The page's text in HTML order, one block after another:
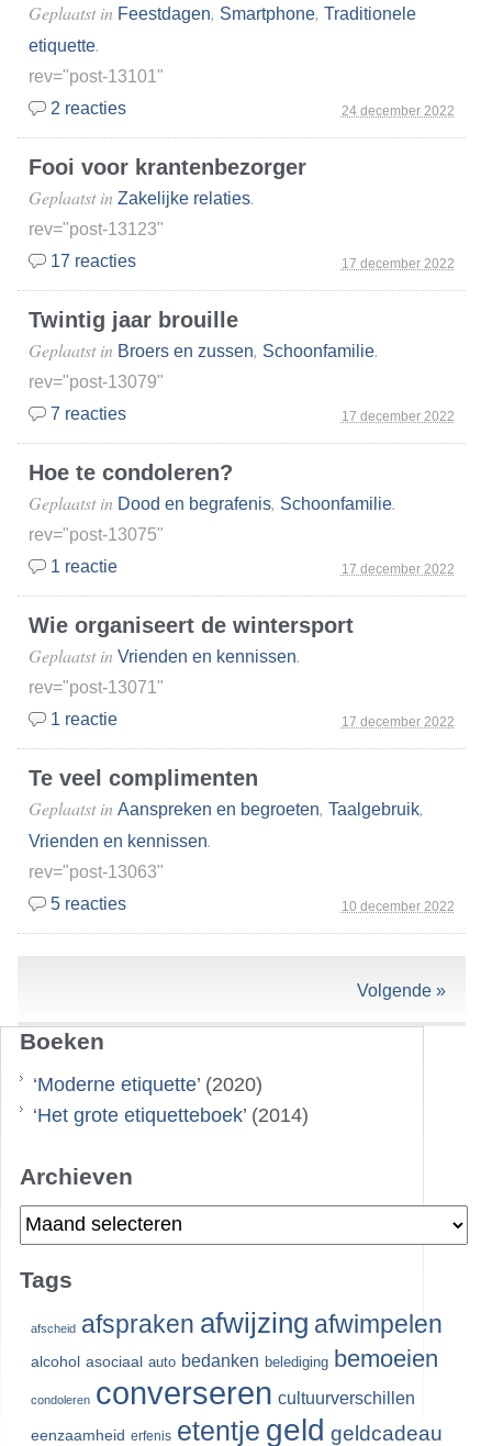
24 december 2022
Geplaatst in Feestdagen, Smartphone, Traditionele
etiquette.
rev="post-13101"
2 reacties
Fooi voor krantenbezorger
17 december 2022
Geplaatst in Zakelijke relaties.
rev="post-13123"
17 reacties
Twintig jaar brouille
17 december 2022
Geplaatst in Broers en zussen, Schoonfamilie.
rev="post-13079"
7 reacties
Hoe te condoleren?
17 december 2022
Geplaatst in Dood en begrafenis, Schoonfamilie.
rev="post-13075"
1 reactie
Wie organiseert de wintersport
17 december 2022
Geplaatst in Vrienden en kennissen.
rev="post-13071"
1 reactie
Te veel complimenten
10 december 2022
Geplaatst in Aanspreken en begroeten, Taalgebruik,
Vrienden en kennissen.
rev="post-13063"
5 reacties
Volgende »
Boeken
‘Moderne etiquette’ (2020)
‘Het grote etiquetteboek’ (2014)
Archieven
Archieven
Tags
afscheid afspraken afwijzing afwimpelen
alcohol asociaal auto bedanken belediging bemoeien
condoleren converseren cultuurverschillen
eenzaamheid erfenis etentje geld geldcadeau